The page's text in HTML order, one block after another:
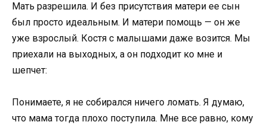
Мать разрешила. И без присутствия матери ее сын
был просто идеальным. И матери помощь — он же
уже взрослый. Костя с малышами даже возится. Мы
приехали на выходных, а он подходит ко мне и
шепчет:
Понимаете, я не собирался ничего ломать. Я думаю,
что мама тогда плохо поступила. Мне все равно, кому